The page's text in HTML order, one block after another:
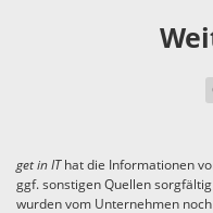
get in IThat die Informationen
ggf. sonstigen Quellen
wurden vom Unternehmen